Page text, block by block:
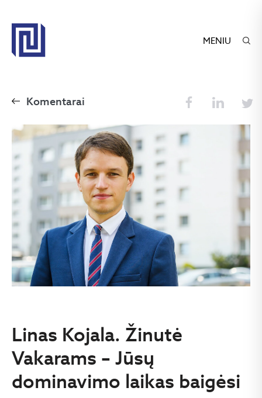
MENIU
Komentarai
Linas Kojala. Žinutė
Vakarams – Jūsų
dominavimo laikas baigėsi